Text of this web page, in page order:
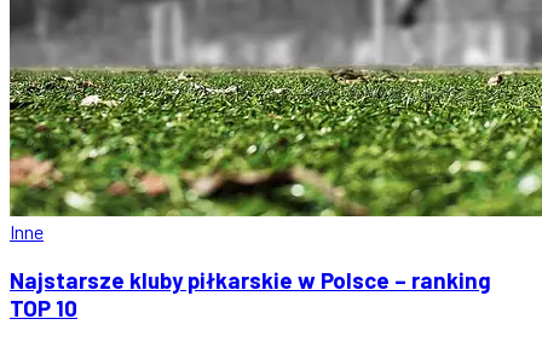
Inne
Najstarsze kluby piłkarskie w Polsce – ranking
TOP 10